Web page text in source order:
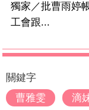
獨家／批曹雨婷
工會跟...
關鍵字
曹雅雯
滴